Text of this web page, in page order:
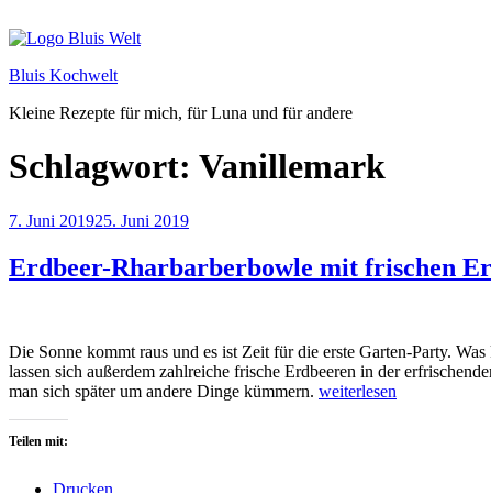
Inhalt
Bluis Kochwelt
Kleine Rezepte für mich, für Luna und für andere
Schlagwort: Vanillemark
Veröffentlicht
7. Juni 201925. Juni 2019
Erdbeer-Rharbarberbowle mit frischen
Die Sonne kommt raus und es ist Zeit für die erste Garten-Party.
lassen sich außerdem zahlreiche frische Erdbeeren in der
man sich später um andere Dinge kümmern. „Erdbeer-
weiterlesen
Teilen mit:
Drucken